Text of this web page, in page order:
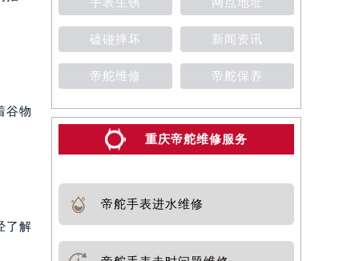
谷物
了解
磕碰摔坏 新闻资讯
帝舵维修 帝舵保养
重庆帝舵维修服务
帝舵手表进水维修